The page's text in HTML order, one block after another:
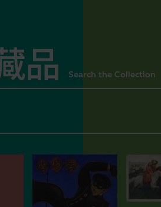
品 Search the Collection